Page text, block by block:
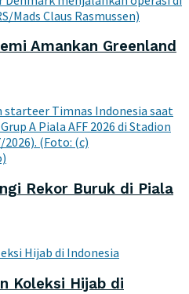
Amankan Greenland
Rekor Buruk di Piala
Koleksi Hijab di